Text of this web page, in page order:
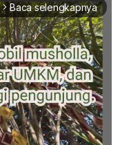
arrow_forward_ios Baca selengkapnya